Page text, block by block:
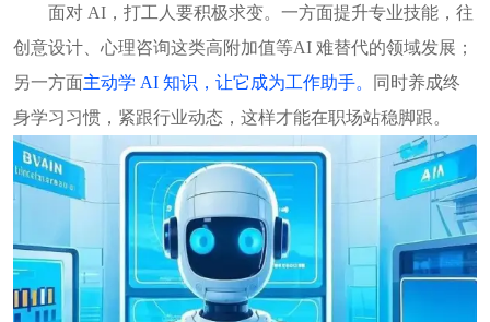
面对 AI，打工人要积极求变。一方面提升专业技能，往
创意设计、心理咨询这类高附加值等AI 难替代的领域发展；
另一方面主动学 AI 知识，让它成为工作助手。
同时养成终
身学习习惯，紧跟行业动态，这样才能在职场站稳脚跟。